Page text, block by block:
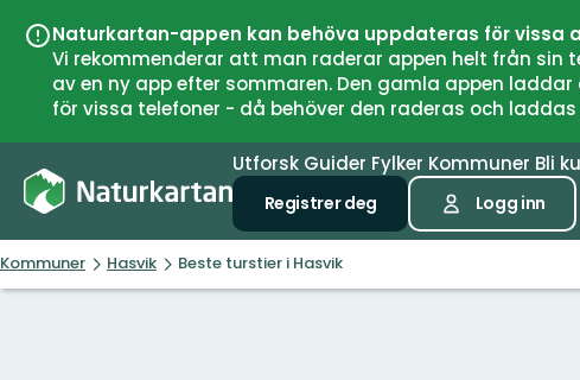
Naturkartan-appen kan behöva uppdateras för vissa
Vi rekommenderar att man raderar appen helt från sin
av en ny app efter sommaren. Den gamla appen
för vissa telefoner - då behöver den raderas och laddas
Utforsk Guider Fylker Kommuner Bli
Registrer deg Logg inn
Kommuner Hasvik Beste turstier i Hasvik